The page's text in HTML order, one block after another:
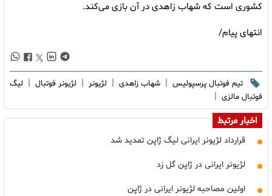
کشوری است که شهاب زاهدی در آن بازی می‌کند.
انتهای پیام/
تیم فوتبال پرسپولیس | شهاب زاهدی | لژیونر | لژیونر فوتبال | لیگ
فوتبال مالزی |
اخبار مرتبط
قرارداد لژیونر ایرانی لیگ ژاپن تمدید شد
لژیونر ایرانی در ژاپن گل زد
اولین مصاحبه لژیونر ایرانی در ژاپن